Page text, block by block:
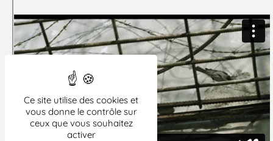
Ce site utilise des cookies et
vous donne le contrôle sur
ceux que vous souhaitez
activer